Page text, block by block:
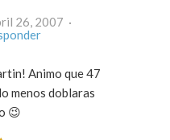
en abril 26, 2007 ·
Animo que 47
menos doblaras
😉